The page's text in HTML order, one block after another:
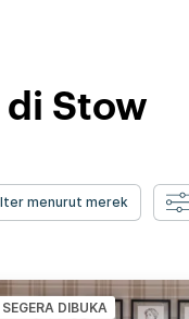
di Stow
menurut merek
SEGERA DIBUKA